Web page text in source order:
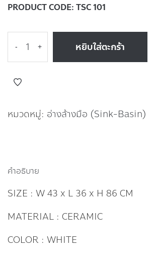
PRODUCT CODE: TSC 101
- + หยิบใส่ตะกร้า
หมวดหมู่: อ่างล้างมือ (Sink-Basin)
คำอธิบาย
SIZE : W 43 x L 36 x H 86 CM
MATERIAL : CERAMIC
COLOR : WHITE